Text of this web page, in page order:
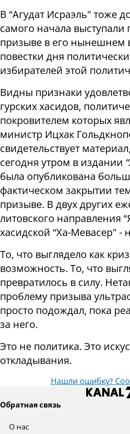
В “Агудат Исраэль" тоже
самого начала выступали
призыве в его нынешнем
повестки дня
избирателей этой
Видны признаки
гурских хасидов,
покровителем которых
министр Ицхак
свидетельствует
сегодня утром в издании
была опубликована
фактическом закрытии
призыве. В двух других
литовского направления
хасидской “Ха-Мевасер" -
То, что выглядело как
возможность. То, что
превратилось в силу.
проблему призыва
просто подождал, пока
за него.
Это не политика. Это
откладывания.
Нашли ошибку?
Обратная связь
О нас